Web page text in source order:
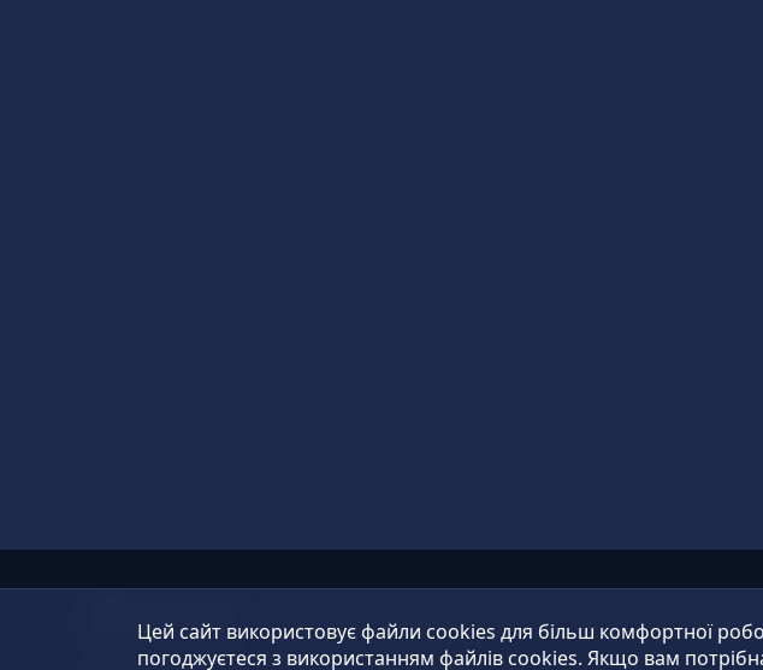
Цей сайт використовує файли cookies для більш комфортної
погоджуєтеся з використанням файлів cookies. Якщо вам